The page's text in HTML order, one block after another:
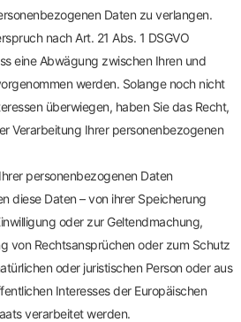
Daten zu verlangen.
nach Art. 21 Abs. 1 DSGVO
eine Abwägung zwischen Ihren und
werden. Solange noch nicht
überwiegen, haben Sie das Recht,
Verarbeitung Ihrer personenbezogenen
personenbezogenen Daten
diese Daten – von ihrer Speicherung
oder zur Geltendmachung,
von Rechtsansprüchen oder zum Schutz
oder juristischen Person oder aus
Interesses der Europäischen
verarbeitet werden.